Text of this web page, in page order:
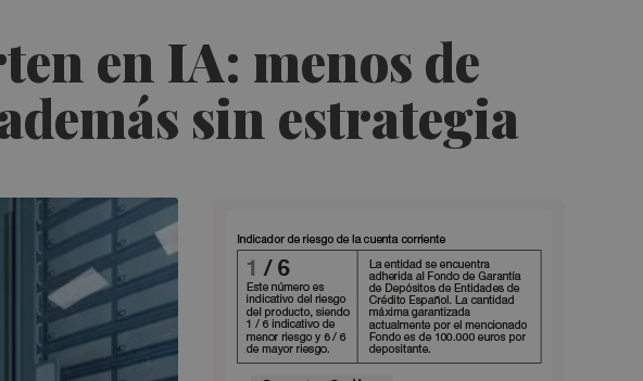
en IA: menos de
sin estrategia